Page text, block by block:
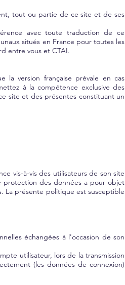
tout ou partie de ce site et de ses
avec toute traduction de ce
situés en France pour toutes les
entre vous et CTAI.
la version française prévale en cas
à la compétence exclusive des
site et des présentes constituant un
vis-à-vis des utilisateurs de son site
protection des données a pour objet
La présente politique est susceptible
échangées à l'occasion de son
utilisateur, lors de la transmission
(les données de connexion)